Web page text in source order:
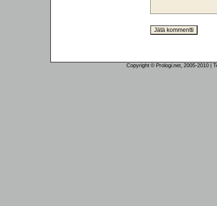
Copyright © Prologi.net, 2005-2010 |